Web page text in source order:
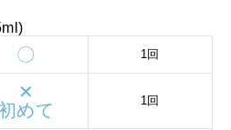
〇 1回
✕
めて
1回